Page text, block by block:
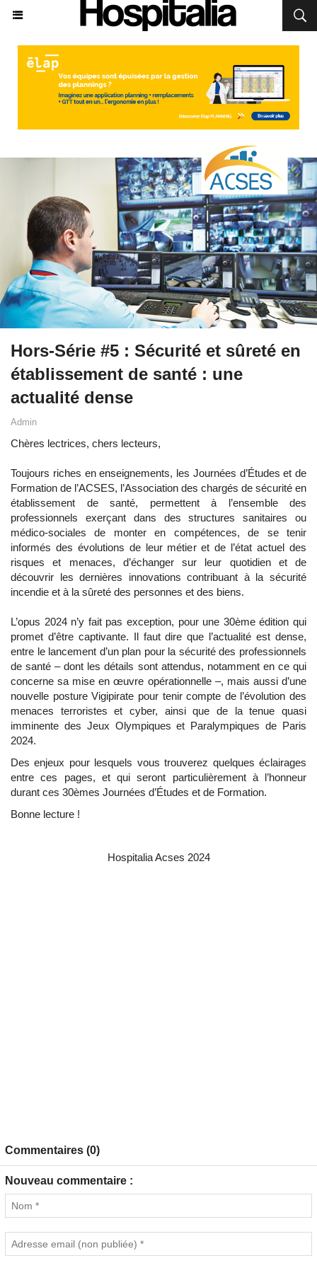
Hors-Série #5 : Sécurité et sûreté en
établissement de santé : une
actualité dense
Admin
Chères lectrices, chers lecteurs,
Toujours riches en enseignements, les Journées d’Études et de
Formation de l’ACSES, l’Association des chargés de sécurité en
établissement de santé, permettent à l’ensemble des
professionnels exerçant dans des structures sanitaires ou
médico-sociales de monter en compétences, de se tenir
informés des évolutions de leur métier et de l’état actuel des
risques et menaces, d’échanger sur leur quotidien et de
découvrir les dernières innovations contribuant à la sécurité
incendie et à la sûreté des personnes et des biens.
L’opus 2024 n’y fait pas exception, pour une 30ème édition qui
promet d’être captivante. Il faut dire que l’actualité est dense,
entre le lancement d’un plan pour la sécurité des professionnels
de santé – dont les détails sont attendus, notamment en ce qui
concerne sa mise en œuvre opérationnelle –, mais aussi d’une
nouvelle posture Vigipirate pour tenir compte de l’évolution des
menaces terroristes et cyber, ainsi que de la tenue quasi
imminente des Jeux Olympiques et Paralympiques de Paris
2024.
Des enjeux pour lesquels vous trouverez quelques éclairages
entre ces pages, et qui seront particulièrement à l’honneur
durant ces 30èmes Journées d’Études et de Formation.
Bonne lecture !
Hospitalia Acses 2024
Commentaires (0)
Nouveau commentaire :